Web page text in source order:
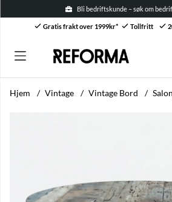
Bli bedriftskunde – søk om
Gratis frakt over 1999kr* Tollfritt
Hjem Vintage Vintage Bord